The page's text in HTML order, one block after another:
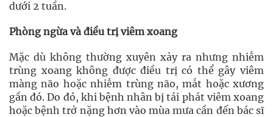
dưới 2 tuần.
Phòng ngừa và điều trị viêm xoang
Mặc dù không thường xuyên xảy ra nhưng nhiễm
trùng xoang không được điều trị có thể gây viêm
màng não hoặc nhiễm trùng não, mắt hoặc xương
gần đó. Do đó, khi bệnh nhân bị tái phát viêm xoang
hoặc bệnh trở nặng hơn vào mùa mưa cần đến bác sĩ